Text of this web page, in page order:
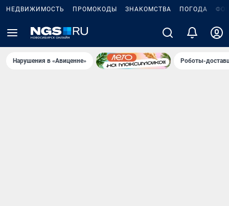
НЕДВИЖИМОСТЬ ПРОМОКОДЫ ЗНАКОМСТВА ПОГОДА
Нарушения в «Авиценне» Роботы-